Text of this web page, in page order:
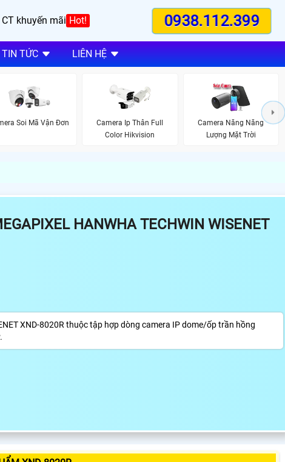
CT khuyến mãi Hot! 0938.112.399
TIN TỨC LIÊN HỆ
Soi Mã Vận Đơn
Camera Ip Thân Full
Color Hikvision
Camera Năng Năng
Lượng Mặt Trời
HANWHA TECHWIN WISENET
XND-8020R thuộc tập hợp dòng camera IP dome/ốp trần hồng